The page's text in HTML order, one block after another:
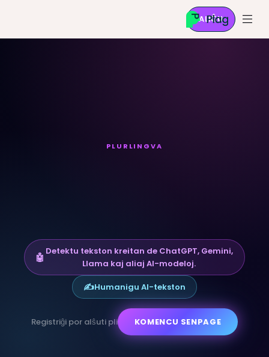
ALIĜU
PLURLINGVA
🤖 Detektu tekston kreitan de ChatGPT, Gemini,
Llama kaj aliaj AI-modeloj.
✍️Humanigu AI-tekston
Registriĝi por alŝuti pli KOMENCU SENPAGE